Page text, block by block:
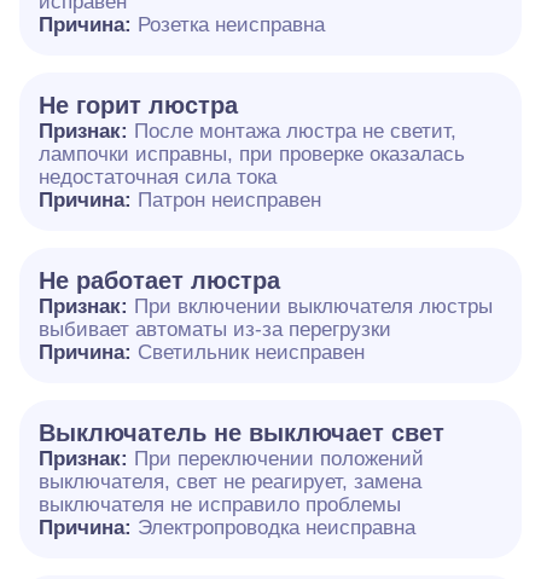
Причина: Розетка неисправна
Не горит люстра
Признак: После монтажа люстра не светит,
лампочки исправны, при проверке оказалась
недостаточная сила тока
Причина: Патрон неисправен
Не работает люстра
Признак: При включении выключателя люстры
выбивает автоматы из-за перегрузки
Причина: Светильник неисправен
Выключатель не выключает свет
Признак: При переключении положений
выключателя, свет не реагирует, замена
выключателя не исправило проблемы
Причина: Электропроводка неисправна